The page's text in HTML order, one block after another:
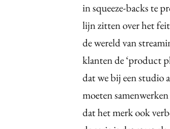
in squeeze-backs te
lijn zitten over het
de wereld van
klanten de ‘product
dat we bij een studio
moeten
dat het merk ook